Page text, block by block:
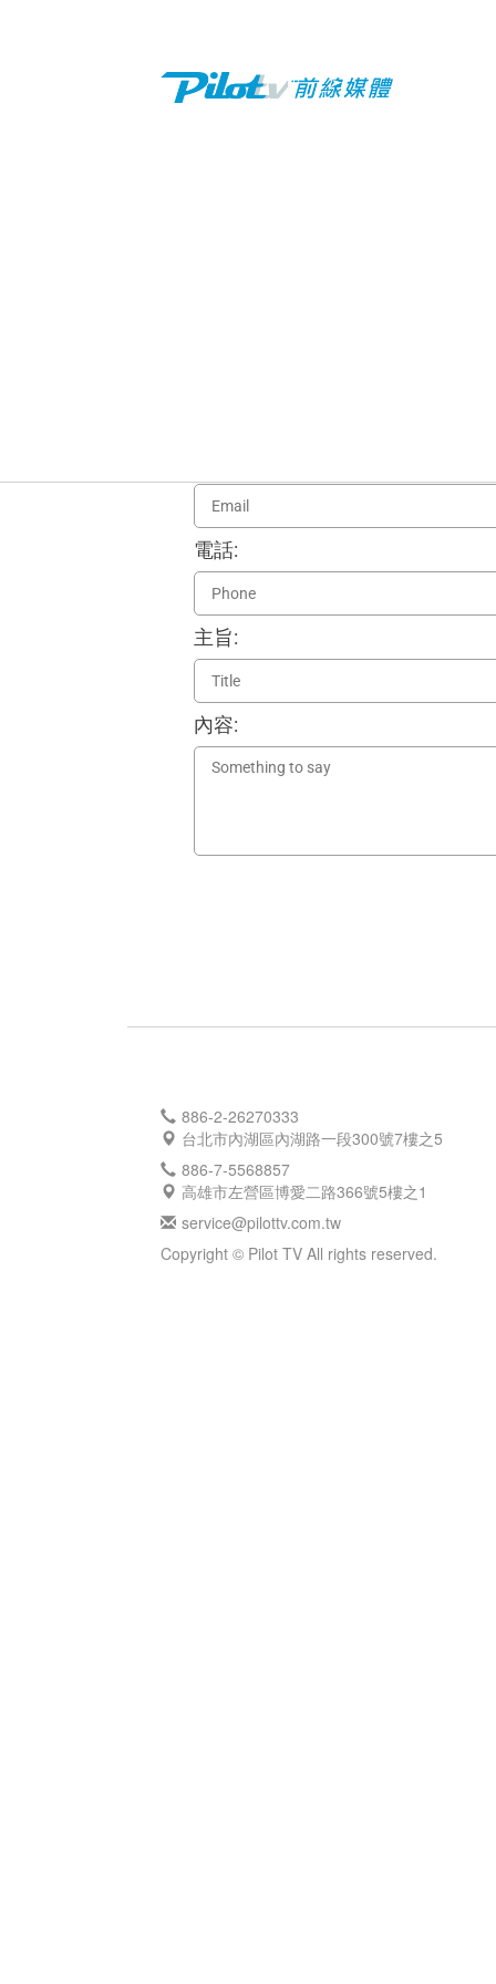
電話:
主旨:
內容:
886-2-26270333
台北市內湖區內湖路一段300號7樓之5
886-7-5568857
高雄市左營區博愛二路366號5樓之1
service@pilottv.com.tw
Copyright © Pilot TV All rights reserved.